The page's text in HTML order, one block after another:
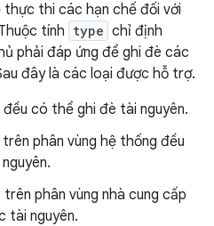
thực thi các hạn chế đối với
tính type chỉ định
phải đáp ứng để ghi đè các
đây là các loại được hỗ trợ.
đều có thể ghi đè tài nguyên.
trên phân vùng hệ thống đều
trên phân vùng nhà cung cấp
tài nguyên.